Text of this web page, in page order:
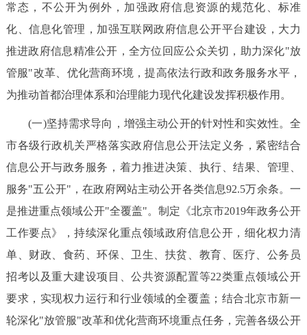
个人服务 法人服务 部门服务
便民服务 利企服务 投资项目
政民互动
参与调查 在线访谈
走进北京
常态，不公开为例外，加强政府信息资源的规范化、标准
化、信息化管理，加强互联网政府信息公开平台建设，大力
推进政府信息精准公开，全方位回应公众关切，助力深化"放
管服"改革、优化营商环境，提高依法行政和政务服务水平，
为推动首都治理体系和治理能力现代化建设发挥积极作用。
(一)坚持需求导向，增强主动公开的针对性和实效性。全
市各级行政机关严格落实政府信息公开法定义务，紧密结合
信息公开与政务服务，着力推进决策、执行、结果、管理、
服务"五公开"，在政府网站主动公开各类信息92.5万余条。一
是推进重点领域公开"全覆盖"。制定《北京市2019年政务公开
工作要点》，持续深化重点领域政府信息公开，细化权力清
单、财政、食药、环保、卫生、扶贫、教育、医疗、公务员
招考以及重大建设项目、公共资源配置等22类重点领域公开
要求，实现权力运行和行业领域的全覆盖；结合北京市新一
轮深化"放管服"改革和优化营商环境重点任务，完善各级公开